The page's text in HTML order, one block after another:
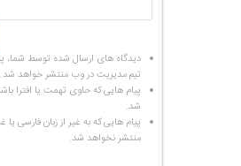
دیدگاه های ارسال شده توسط شما،
تیم مدیریت در وب منتشر خواهد شد.
پیام هایی که حاوی تهمت یا افترا
شد.
پیام هایی که به غیر از زبان فارسی یا
منتشر نخواهد شد.